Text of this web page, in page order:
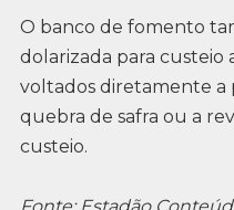
O banco de fomento
dolarizada para custeio
voltados diretamente a
quebra de safra ou a
custeio.